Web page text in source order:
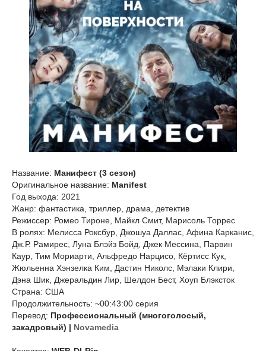
Название: Манифест (3 сезон)
Оригинальное название: Manifest
Год выхода: 2021
Жанр: фантастика, триллер, драма, детектив
Режиссер: Ромео Тироне, Майкл Смит, Марисоль Торрес
В ролях: Мелисса Роксбур, Джошуа Даллас, Афина Карканис,
Дж.Р. Рамирес, Луна Блэйз Бойд, Джек Мессина, Парвин
Каур, Тим Мориарти, Альфредо Нарцисо, Кёртисс Кук,
Жюльенна Хэнзелка Ким, Дастин Николс, Мэлаки Клири,
Дэна Шик, Джеральдин Лир, Шелдон Бест, Хоуп Блэксток
Страна: США
Продолжительность: ~00:43:00 серия
Перевод: Профессиональный (многоголосый,
закадровый) | Novamedia